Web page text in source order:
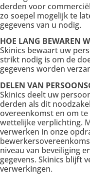
derden voor
zo soepel mogelijk te
gegevens van u nodig.
HOE LANG BEWAREN
Skinics bewaart uw
strikt nodig is om de
gegevens worden
DELEN VAN
Skinics deelt uw
derden als dit
overeenkomst en om
wettelijke verplichting.
verwerken in onze
niveau van beveiliging
gegevens. Skinics blijft
verwerkingen.